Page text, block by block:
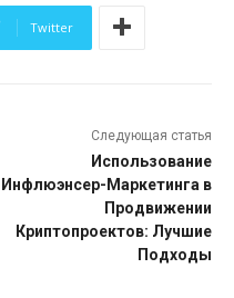
Twitter
Следующая статья
Использование
Инфлюэнсер-Маркетинга в
Продвижении
Криптопроектов: Лучшие
Подходы